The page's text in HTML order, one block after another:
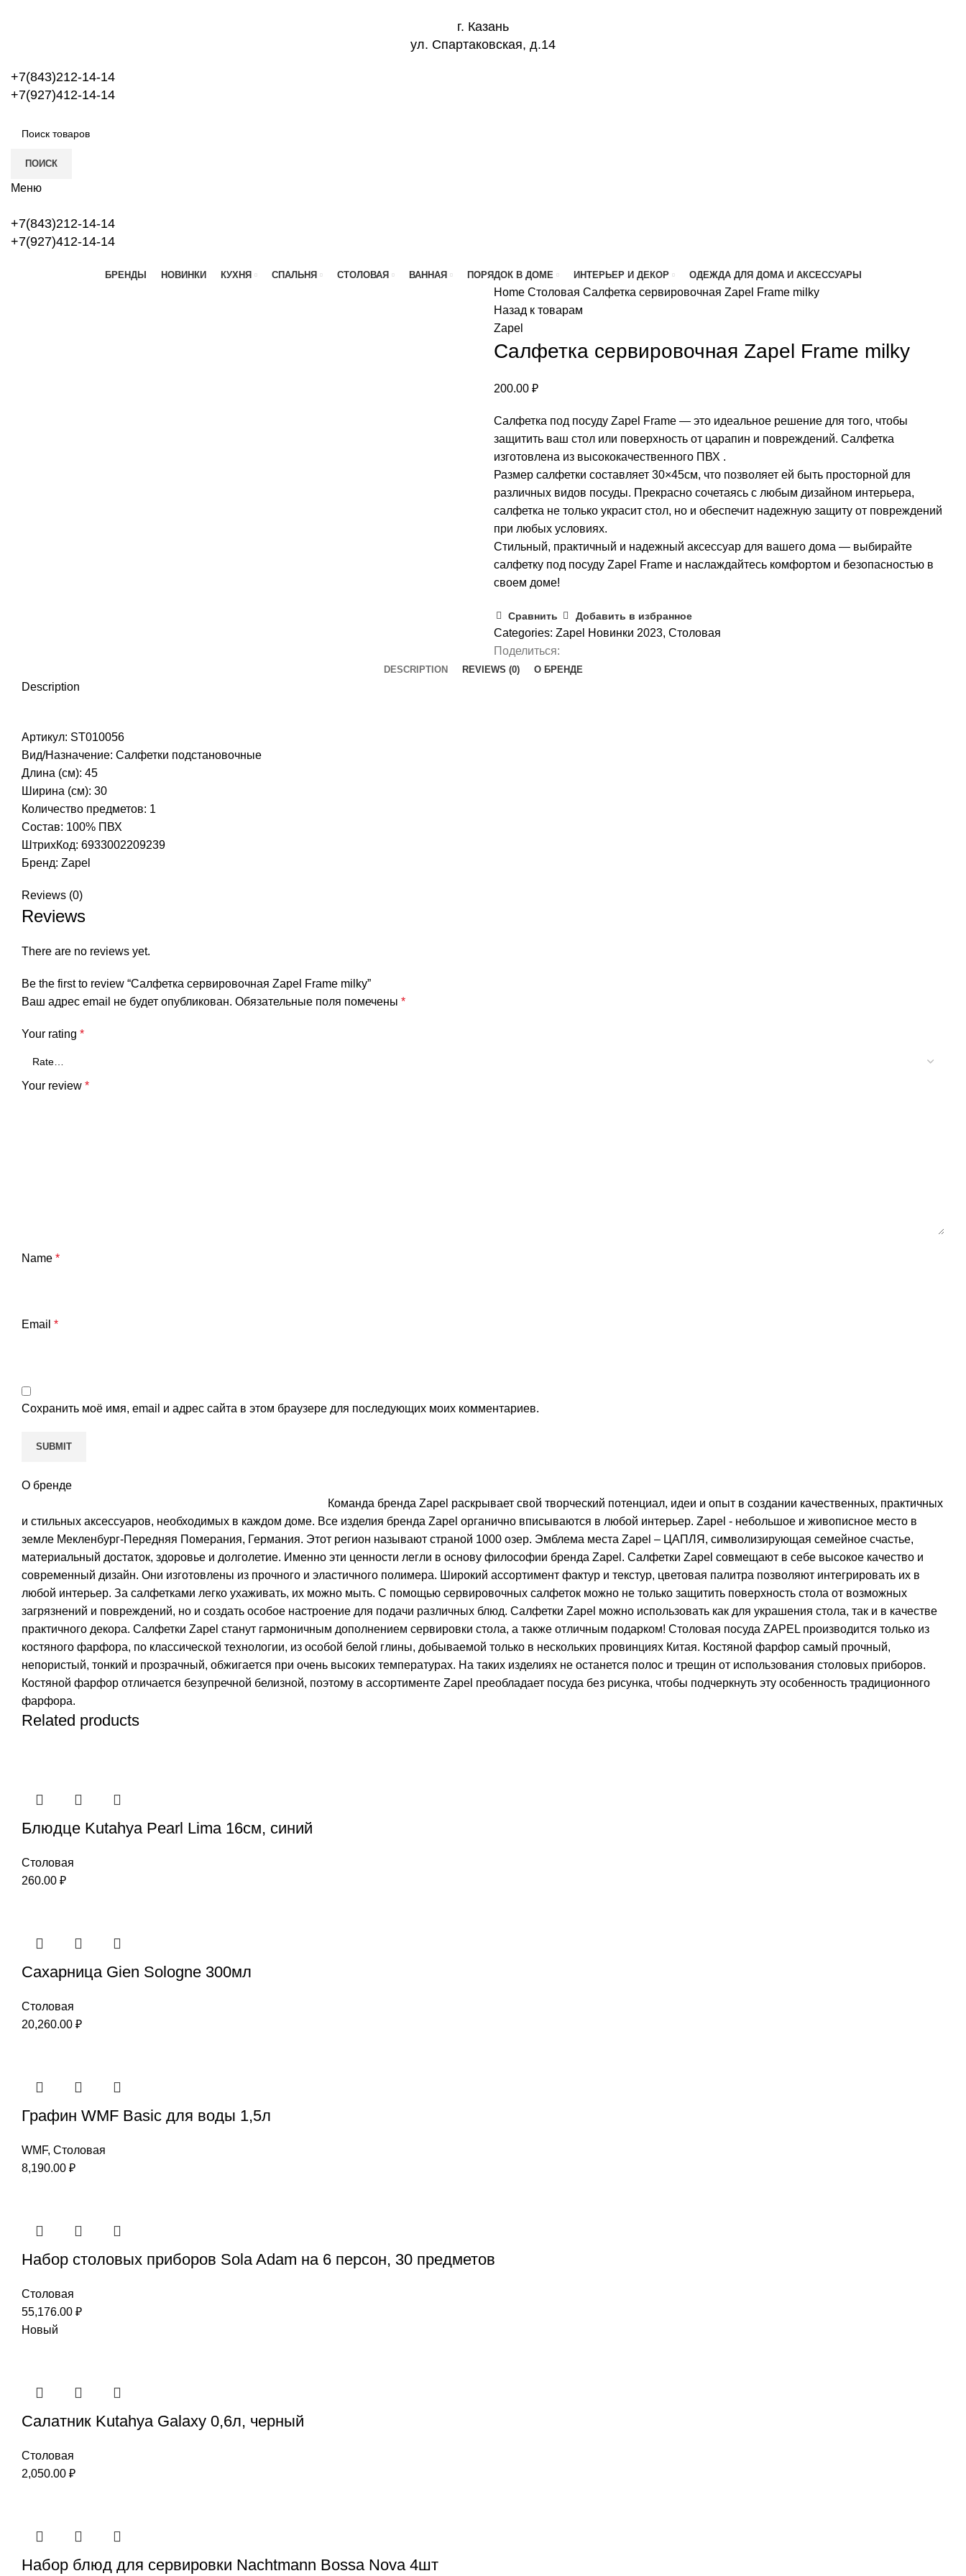
г. Казань
ул. Спартаковская, д.14
+7(843)212-14-14
+7(927)412-14-14
ПОИСК
Меню
+7(843)212-14-14
+7(927)412-14-14
БРЕНДЫ НОВИНКИ КУХНЯ СПАЛЬНЯ СТОЛОВАЯ ВАННАЯ ПОРЯДОК В ДОМЕ ИНТЕРЬЕР И ДЕКОР ОДЕЖДА ДЛЯ ДОМА И АКСЕССУАРЫ
Home Столовая Салфетка сервировочная Zapel Frame milky
Назад к товарам
Zapel
Салфетка сервировочная Zapel Frame milky
200.00 ₽
Салфетка под посуду Zapel Frame — это идеальное решение для того, чтобы
защитить ваш стол или поверхность от царапин и повреждений. Салфетка
изготовлена из высококачественного ПВХ .
Размер салфетки составляет 30×45см, что позволяет ей быть просторной для
различных видов посуды. Прекрасно сочетаясь с любым дизайном интерьера,
салфетка не только украсит стол, но и обеспечит надежную защиту от повреждений
при любых условиях.
Стильный, практичный и надежный аксессуар для вашего дома — выбирайте
салфетку под посуду Zapel Frame и наслаждайтесь комфортом и безопасностью в
своем доме!
Сравнить Добавить в избранное
Categories: Zapel Новинки 2023, Столовая
Поделиться:
DESCRIPTION REVIEWS (0) О БРЕНДЕ
Description
Артикул: ST010056
Вид/Назначение: Салфетки подстановочные
Длина (см): 45
Ширина (см): 30
Количество предметов: 1
Состав: 100% ПВХ
ШтрихКод: 6933002209239
Бренд: Zapel
Reviews (0)
Reviews
There are no reviews yet.
Be the first to review “Салфетка сервировочная Zapel Frame milky”
Ваш адрес email не будет опубликован. Обязательные поля помечены *
Your rating *
Your review *
Name *
Email *
Сохранить моё имя, email и адрес сайта в этом браузере для последующих моих комментариев.
О бренде
Команда бренда Zapel раскрывает свой творческий потенциал, идеи и опыт в создании качественных, практичных
и стильных аксессуаров, необходимых в каждом доме. Все изделия бренда Zapel органично вписываются в любой интерьер. Zapel - небольшое и живописное место в
земле Мекленбург-Передняя Померания, Германия. Этот регион называют страной 1000 озер. Эмблема места Zapel – ЦАПЛЯ, символизирующая семейное счастье,
материальный достаток, здоровье и долголетие. Именно эти ценности легли в основу философии бренда Zapel. Салфетки Zapel совмещают в себе высокое качество и
современный дизайн. Они изготовлены из прочного и эластичного полимера. Широкий ассортимент фактур и текстур, цветовая палитра позволяют интегрировать их в
любой интерьер. За салфетками легко ухаживать, их можно мыть. С помощью сервировочных салфеток можно не только защитить поверхность стола от возможных
загрязнений и повреждений, но и создать особое настроение для подачи различных блюд. Салфетки Zapel можно использовать как для украшения стола, так и в качестве
практичного декора. Салфетки Zapel станут гармоничным дополнением сервировки стола, а также отличным подарком! Столовая посуда ZAPEL производится только из
костяного фарфора, по классической технологии, из особой белой глины, добываемой только в нескольких провинциях Китая. Костяной фарфор самый прочный,
непористый, тонкий и прозрачный, обжигается при очень высоких температурах. На таких изделиях не останется полос и трещин от использования столовых приборов.
Костяной фарфор отличается безупречной белизной, поэтому в ассортименте Zapel преобладает посуда без рисунка, чтобы подчеркнуть эту особенность традиционного
фарфора.
Related products
Блюдце Kutahya Pearl Lima 16см, синий
Столовая
260.00 ₽
Сахарница Gien Sologne 300мл
Столовая
20,260.00 ₽
Графин WMF Basic для воды 1,5л
WMF, Столовая
8,190.00 ₽
Набор столовых приборов Sola Adam на 6 персон, 30 предметов
Столовая
55,176.00 ₽
Новый
Салатник Kutahya Galaxy 0,6л, черный
Столовая
2,050.00 ₽
Набор блюд для сервировки Nachtmann Bossa Nova 4шт